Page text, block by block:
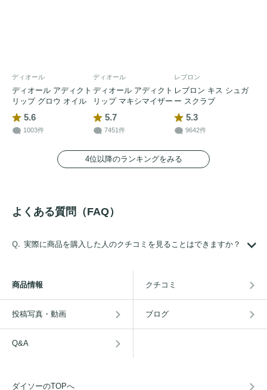
ディオール
ディオール アディクト
リップ グロウ オイル
5.6
1003件
ディオール
ディオール アディクト
リップ マキシマイザー
5.7
7451件
レブロン
レブロン キス シュガ
ー スクラブ
5.3
9642件
4位以降のランキングをみる
よくある質問（FAQ）
実際に商品を購入した人のクチコミを見ることはできますか？
商品情報 クチコミ
投稿写真・動画 ブログ
Q&A
ダイソーのTOPへ